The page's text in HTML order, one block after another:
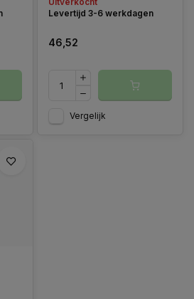
geoptimaliseerd en de
levensduur van de motor is
Levertijd 3-6 werkdagen
46,52
Vergelijk